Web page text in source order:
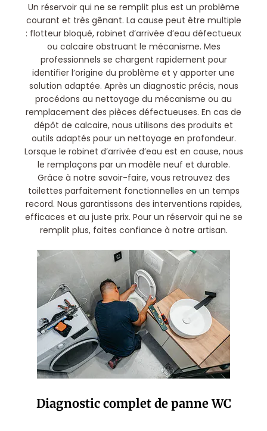
Un réservoir qui ne se remplit plus est un problème
courant et très gênant. La cause peut être multiple
: flotteur bloqué, robinet d’arrivée d’eau défectueux
ou calcaire obstruant le mécanisme. Mes
professionnels se chargent rapidement pour
identifier l’origine du problème et y apporter une
solution adaptée. Après un diagnostic précis, nous
procédons au nettoyage du mécanisme ou au
remplacement des pièces défectueuses. En cas de
dépôt de calcaire, nous utilisons des produits et
outils adaptés pour un nettoyage en profondeur.
Lorsque le robinet d’arrivée d’eau est en cause, nous
le remplaçons par un modèle neuf et durable.
Grâce à notre savoir-faire, vous retrouvez des
toilettes parfaitement fonctionnelles en un temps
record. Nous garantissons des interventions rapides,
efficaces et au juste prix. Pour un réservoir qui ne se
remplit plus, faites confiance à notre artisan.
Diagnostic complet de panne WC